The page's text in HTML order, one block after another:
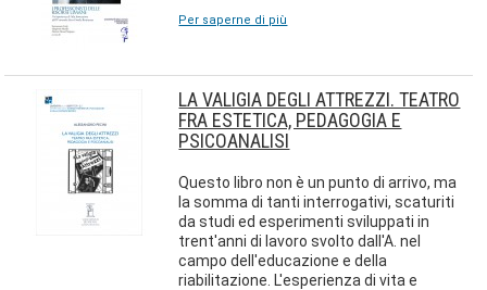
Per saperne di più
LA VALIGIA DEGLI ATTREZZI. TEATRO
FRA ESTETICA, PEDAGOGIA E
PSICOANALISI
Questo libro non è un punto di arrivo, ma
la somma di tanti interrogativi, scaturiti
da studi ed esperimenti sviluppati in
trent'anni di lavoro svolto dall'A. nel
campo dell'educazione e della
riabilitazione. L'esperienza di vita e